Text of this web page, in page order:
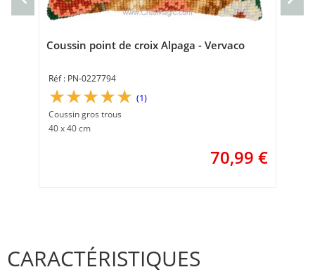
Coussin point de croix Alpaga - Vervaco
PN-0227794
(1)
Coussin gros trous
40 x 40 cm
70,99 €
CARACTÉRISTIQUES